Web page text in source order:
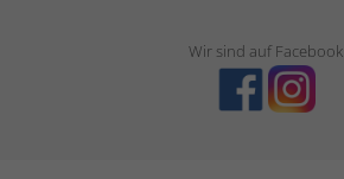
Wir sind auf Facebook